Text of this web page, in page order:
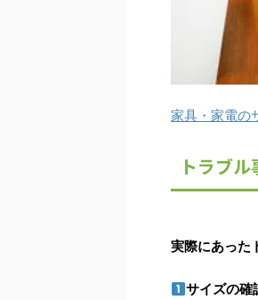
家具・家電の
トラブル
実際にあった
サイズの確